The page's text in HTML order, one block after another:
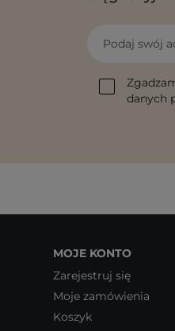
Podaj swój
danych
MOJE KONTO
Zarejestruj się
Moje zamówienia
Koszyk